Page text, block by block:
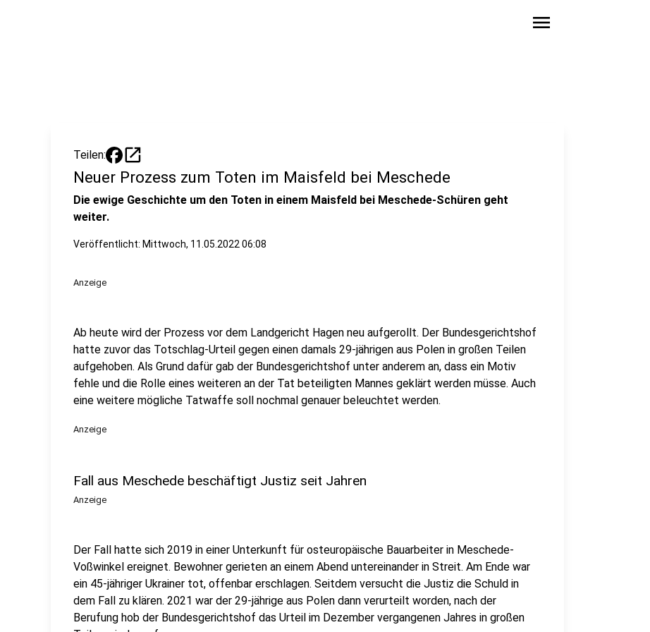
menu
Teilen: open_in_new
Neuer Prozess zum Toten im Maisfeld bei Meschede
Die ewige Geschichte um den Toten in einem Maisfeld bei Meschede-Schüren geht
weiter.
Veröffentlicht: Mittwoch, 11.05.2022 06:08
Anzeige
Ab heute wird der Prozess vor dem Landgericht Hagen neu aufgerollt. Der Bundesgerichtshof
hatte zuvor das Totschlag-Urteil gegen einen damals 29-jährigen aus Polen in großen Teilen
aufgehoben. Als Grund dafür gab der Bundesgerichtshof unter anderem an, dass ein Motiv
fehle und die Rolle eines weiteren an der Tat beteiligten Mannes geklärt werden müsse. Auch
eine weitere mögliche Tatwaffe soll nochmal genauer beleuchtet werden.
Anzeige
Fall aus Meschede beschäftigt Justiz seit Jahren
Anzeige
Der Fall hatte sich 2019 in einer Unterkunft für osteuropäische Bauarbeiter in Meschede-
Voßwinkel ereignet. Bewohner gerieten an einem Abend untereinander in Streit. Am Ende war
ein 45-jähriger Ukrainer tot, offenbar erschlagen. Seitdem versucht die Justiz die Schuld in
dem Fall zu klären. 2021 war der 29-jährige aus Polen dann verurteilt worden, nach der
Berufung hob der Bundesgerichtshof das Urteil im Dezember vergangenen Jahres in großen